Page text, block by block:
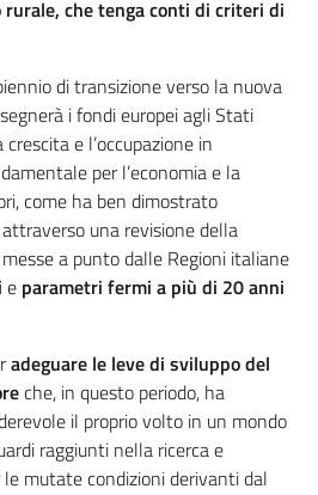
che tenga conti di criteri di
di transizione verso la nuova
i fondi europei agli Stati
e l’occupazione in
per l’economia e la
come ha ben dimostrato
una revisione della
a punto dalle Regioni italiane
e parametri fermi a più di 20 anni
adeguare le leve di sviluppo del
che, in questo periodo, ha
il proprio volto in un mondo
raggiunti nella ricerca e
le mutate condizioni derivanti dal